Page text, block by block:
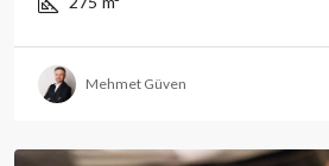
Mehmet Güven